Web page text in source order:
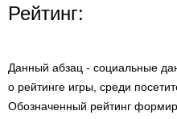
Рейтинг:
Данный абзац - социальные
о рейтинге игры, среди
Обозначенный рейтинг